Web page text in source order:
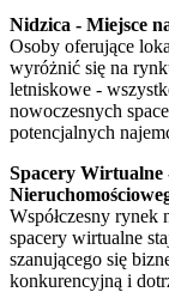
Nidzica - Miejsce
Osoby oferujące
wyróżnić się na
letniskowe -
nowoczesnych
potencjalnych
Spacery Wirtualne
Współczesny
spacery wirtualne
szanującego się
konkurencyjną i